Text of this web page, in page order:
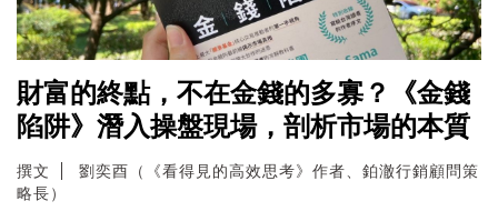
財富的終點，不在金錢的多寡？《金錢
陷阱》潛入操盤現場，剖析市場的本質
撰文
劉奕酉（《看得見的高效思考》作者、鉑澈行銷顧問策
略長）